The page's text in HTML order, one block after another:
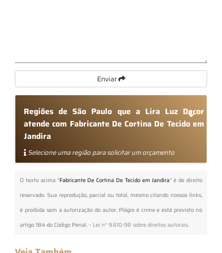
Enviar
Regiões de São Paulo que a Lira Luz Decor
atende com Fabricante De Cortina De Tecido em
Jandira
Selecione uma região para solicitar um orçamento
O texto acima "Fabricante De Cortina De Tecido em Jandira" é de direito
reservado. Sua reprodução, parcial ou total, mesmo citando nossos links,
é proibida sem a autorização do autor. Plágio é crime e está previsto no
artigo 184 do Código Penal. – Lei n° 9.610-98 sobre direitos autorais.